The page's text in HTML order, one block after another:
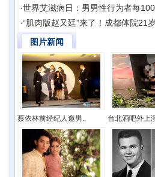
·世界艾滋病日：男男性行为者每
·“肌肉版赵又廷”来了！成都体院21
图片新闻
蔡依林前经纪人邀男.. 台北酒吧外上